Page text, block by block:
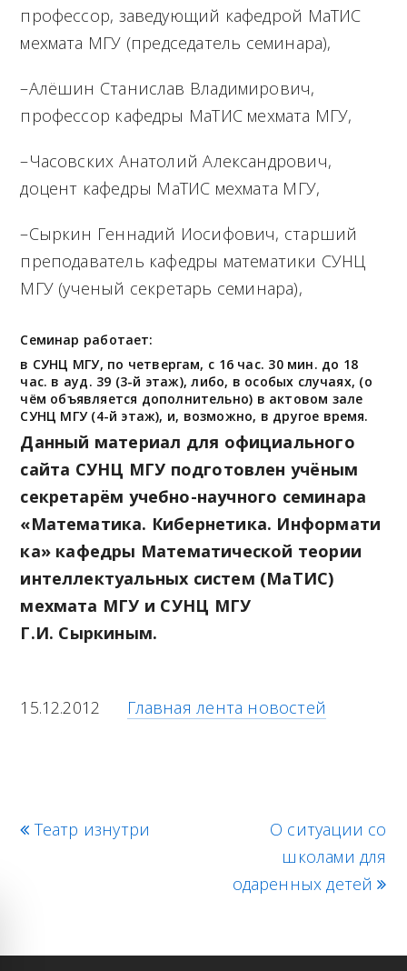
профессор, заведующий кафедрой МаТИС
мехмата МГУ (председатель семинара),
–Алёшин Станислав Владимирович,
профессор кафедры МаТИС мехмата МГУ,
–Часовских Анатолий Александрович,
доцент кафедры МаТИС мехмата МГУ,
–Сыркин Геннадий Иосифович, старший
преподаватель кафедры математики СУНЦ
МГУ (ученый секретарь семинара),
Семинар работает:
в СУНЦ МГУ, по четвергам, с 16 час. 30 мин. до 18
час. в ауд. 39 (3-й этаж), либо, в особых случаях, (о
чём объявляется дополнительно) в актовом зале
СУНЦ МГУ (4-й этаж), и, возможно, в другое время.
Данный материал для официального
сайта СУНЦ МГУ подготовлен учёным
секретарём учебно-научного семинара
«Математика. Кибернетика. Информати
ка» кафедры Математической теории
интеллектуальных систем (МаТИС)
мехмата МГУ и СУНЦ МГУ
Г.И. Сыркиным.
15.12.2012 Главная лента новостей
p
Театр изнутри
n
e
x
О ситуации со
школами для
одаренных детей